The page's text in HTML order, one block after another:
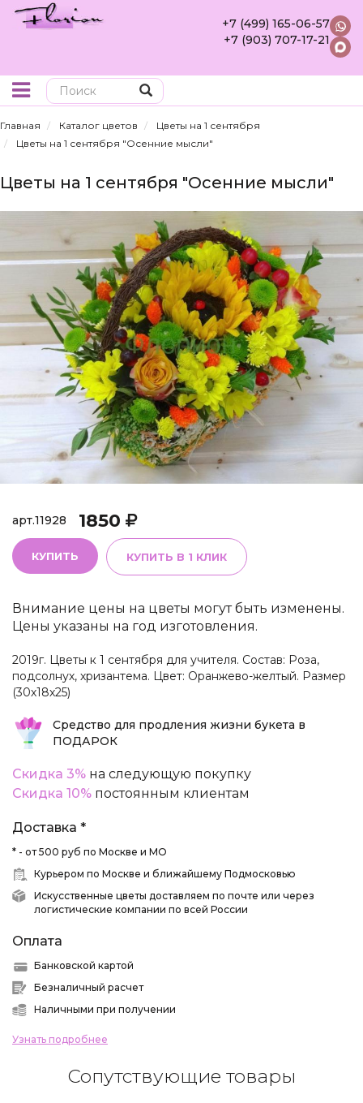
+7 (499) 165-06-57
+7 (903) 707-17-21
Главная Каталог цветов
Цветы на 1 сентября
Цветы на 1 сентября "Осенние мысли"
Цветы на 1 сентября "Осенние мысли"
арт.11928 1850
КУПИТЬ КУПИТЬ В 1 КЛИК
Внимание цены на цветы могут быть изменены.
Цены указаны на год изготовления.
2019г. Цветы к 1 сентября для учителя. Состав: Роза,
подсолнух, хризантема. Цвет: Оранжево-желтый. Размер
(30х18х25)
Средство для продления жизни букета в
ПОДАРОК
Скидка 3% на следующую покупку
Скидка 10% постоянным клиентам
Доставка *
* - от 500 руб по Москве и МО
Курьером по Москве и ближайшему Подмосковью
Искусственные цветы доставляем по почте или через
логистические компании по всей России
Оплата
Банковской картой
Безналичный расчет
Наличными при получении
Узнать подробнее
Сопутствующие товары